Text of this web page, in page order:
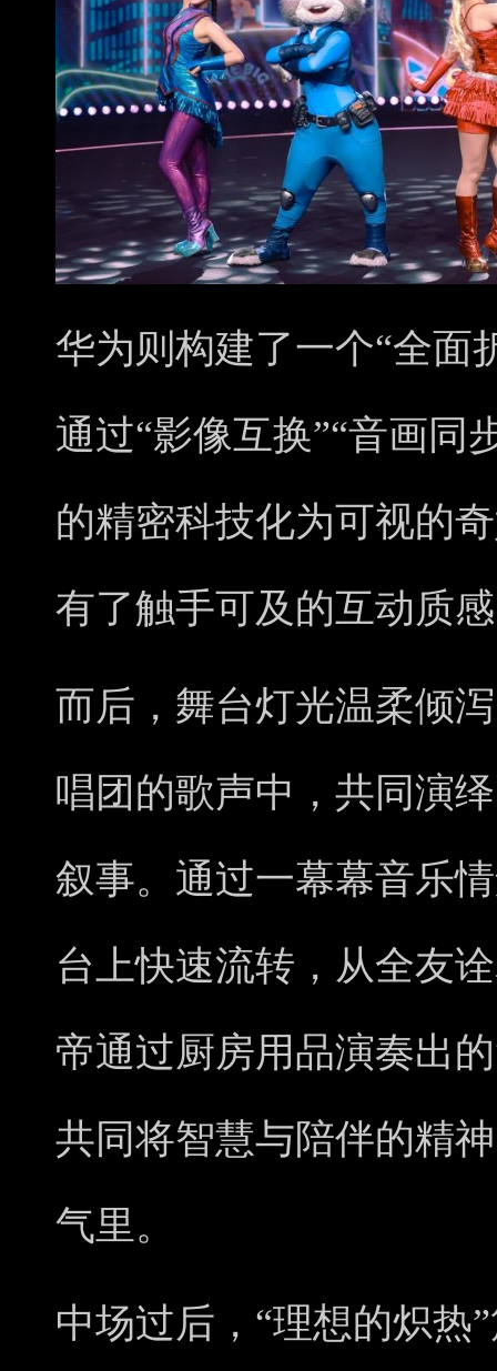
华为则构建了一个“全面
通过“影像互换”“音画同
的精密科技化为可视的
有了触手可及的互动质
而后，舞台灯光温柔倾
唱团的歌声中，共同演
叙事。通过一幕幕音乐
台上快速流转，从全友
帝通过厨房用品演奏出
共同将智慧与陪伴的精
气里。
中场过后，“理想的炽热